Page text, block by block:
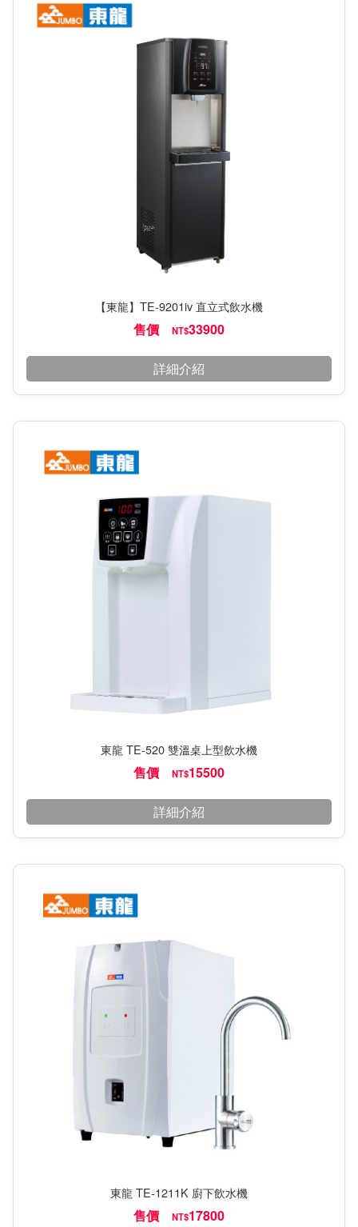
【東龍】TE-9201iv 直立式飲水機
售價 NT$33900
詳細介紹
東龍 TE-520 雙溫桌上型飲水機
售價 NT$15500
詳細介紹
東龍 TE-1211K 廚下飲水機
售價 NT$17800